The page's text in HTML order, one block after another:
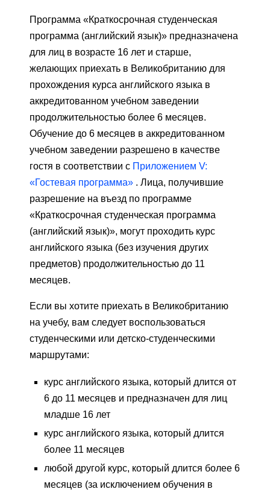
Программа «Краткосрочная студенческая
программа (английский язык)» предназначена
для лиц в возрасте 16 лет и старше,
желающих приехать в Великобританию для
прохождения курса английского языка в
аккредитованном учебном заведении
продолжительностью более 6 месяцев.
Обучение до 6 месяцев в аккредитованном
учебном заведении разрешено в качестве
гостя в соответствии с Приложением V:
«Гостевая программа» . Лица, получившие
разрешение на въезд по программе
«Краткосрочная студенческая программа
(английский язык)», могут проходить курс
английского языка (без изучения других
предметов) продолжительностью до 11
месяцев.
Если вы хотите приехать в Великобританию
на учебу, вам следует воспользоваться
студенческими или детско-студенческими
маршрутами:
курс английского языка, который длится от
6 до 11 месяцев и предназначен для лиц
младше 16 лет
курс английского языка, который длится
более 11 месяцев
любой другой курс, который длится более 6
месяцев (за исключением обучения в